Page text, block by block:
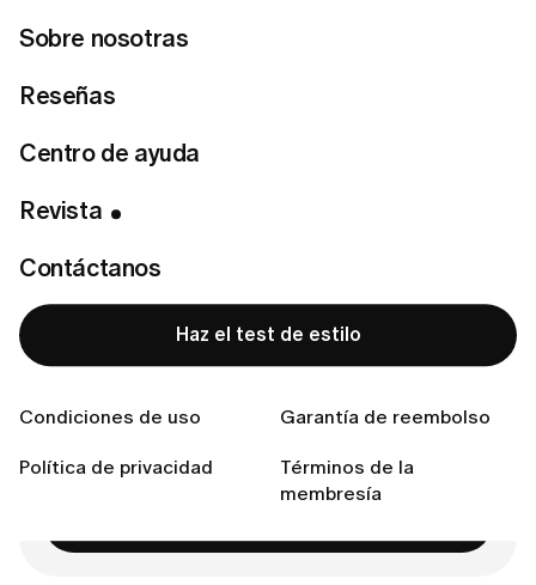
Sobre nosotras
Reseñas
Centro de ayuda
Revista
Contáctanos
Haz el test de estilo
Condiciones de uso Garantía de reembolso
Política de privacidad
Términos de la
membresía
Cómo construir un armario cápsula
¿Lista para encontrar tu estilo perfecto?